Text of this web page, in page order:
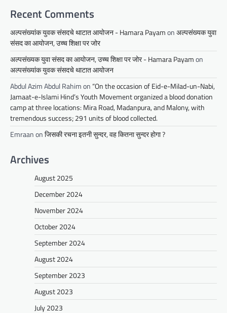
Recent Comments
अल्पसंख्यांक युवक संसदचे थाटात आयोजन - Hamara Payamonअल्पसंख्यक युवा
संसद का आयोजन, उच्च शिक्षा पर जोर
अल्पसंख्यक युवा संसद का आयोजन, उच्च शिक्षा पर जोर - Hamara Payamon
अल्पसंख्यांक युवक संसदचे थाटात आयोजन
Abdul Azim Abdul Rahimon “On the occasion of Eid-e-Milad-un-Nabi,
Jamaat-e-Islami Hind’s Youth Movement organized a blood donation
camp at three locations: Mira Road, Madanpura, and Malony, with
tremendous success; 291 units of blood collected.
Emraanonजिसकी रचना इतनी सुन्दर, वह कितना सुन्दर होगा ?
Archives
August 2025
December 2024
November 2024
October 2024
September 2024
August 2024
September 2023
August 2023
July 2023